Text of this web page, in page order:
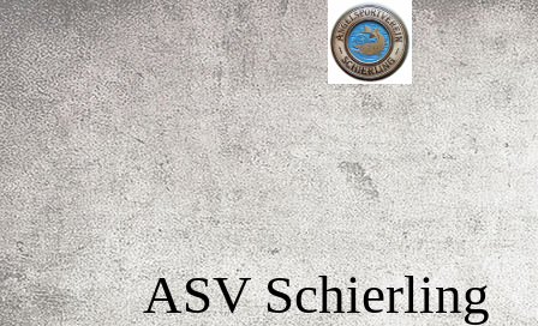
ASV Schierling